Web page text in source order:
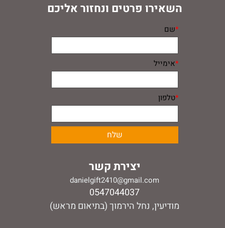
השאירו פרטים ונחזור אליכם
*שם
*אימייל
*טלפון
יצירת קשר
danielgift2410@gmail.com
0547044037
מודיעין, נחל הירמוך (בתיאום מראש)